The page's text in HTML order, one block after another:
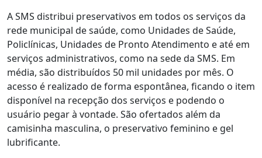
A SMS distribui preservativos em todos os serviços da
rede municipal de saúde, como Unidades de Saúde,
Policlínicas, Unidades de Pronto Atendimento e até em
serviços administrativos, como na sede da SMS. Em
média, são distribuídos 50 mil unidades por mês. O
acesso é realizado de forma espontânea, ficando o item
disponível na recepção dos serviços e podendo o
usuário pegar à vontade. São ofertados além da
camisinha masculina, o preservativo feminino e gel
lubrificante.